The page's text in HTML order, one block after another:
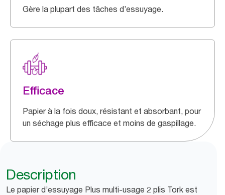
Gère la plupart des tâches d’essuyage.
Efficace
Papier à la fois doux, résistant et absorbant, pour
un séchage plus efficace et moins de gaspillage.
Description
Le papier d’essuyage Plus multi-usage 2 plis Tork est